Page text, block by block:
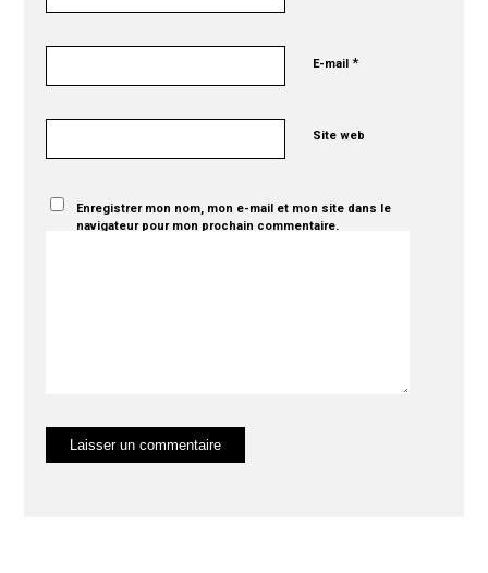
E-mail*
Site web
Enregistrer mon nom, mon e-mail et mon site dans le
navigateur pour mon prochain commentaire.